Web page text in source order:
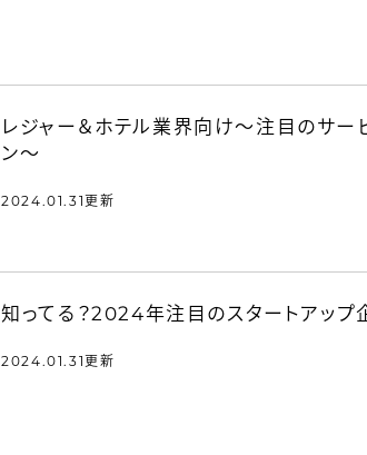
レジャー＆ホテル業界向け～注目のサー
ン～
2024.01.31更新
知ってる？2024年注目のスタートアップ
2024.01.31更新